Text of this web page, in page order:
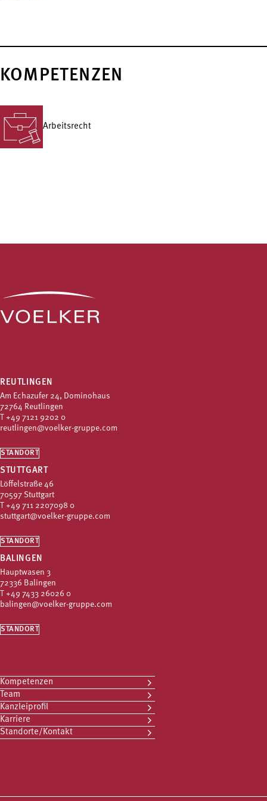
KOMPETENZEN
Arbeitsrecht
REUTLINGEN
Am Echazufer 24, Dominohaus
72764 Reutlingen
T +49 7121 9202 0
reutlingen@voelker-gruppe.com
STANDORT
STUTTGART
Löffelstraße 46
70597 Stuttgart
T +49 711 2207098 0
stuttgart@voelker-gruppe.com
STANDORT
BALINGEN
Hauptwasen 3
72336 Balingen
T +49 7433 26026 0
balingen@voelker-gruppe.com
STANDORT
Kompetenzen
Team
Kanzleiprofil
Karriere
Standorte/Kontakt